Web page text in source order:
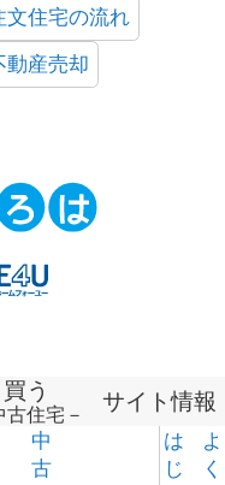
文住宅の流れ
動産売却
買う
古住宅－
中
古
サイト情報
は
じ
よ
く